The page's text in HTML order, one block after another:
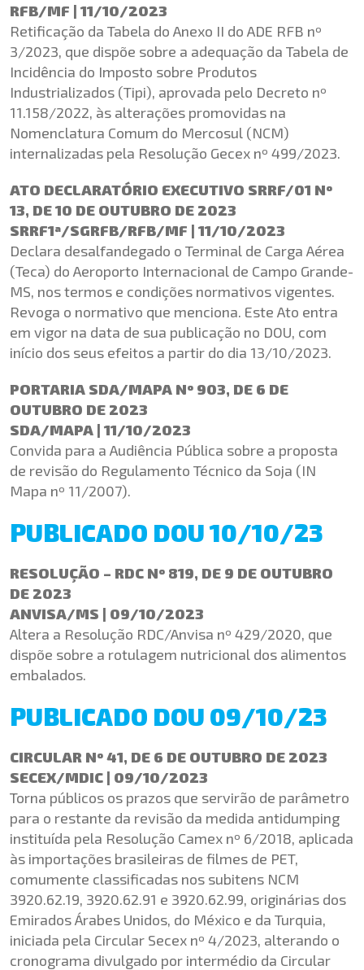
RFB/MF | 11/10/2023
Retificação da Tabela do Anexo II do ADE RFB nº
3/2023, que dispõe sobre a adequação da Tabela de
Incidência do Imposto sobre Produtos
Industrializados (Tipi), aprovada pelo Decreto nº
11.158/2022, às alterações promovidas na
Nomenclatura Comum do Mercosul (NCM)
internalizadas pela Resolução Gecex nº 499/2023.
ATO DECLARATÓRIO EXECUTIVO SRRF/01 Nº
13, DE 10 DE OUTUBRO DE 2023
SRRF1ª/SGRFB/RFB/MF | 11/10/2023
Declara desalfandegado o Terminal de Carga Aérea
(Teca) do Aeroporto Internacional de Campo Grande-
MS, nos termos e condições normativos vigentes.
Revoga o normativo que menciona. Este Ato entra
em vigor na data de sua publicação no DOU, com
início dos seus efeitos a partir do dia 13/10/2023.
PORTARIA SDA/MAPA Nº 903, DE 6 DE
OUTUBRO DE 2023
SDA/MAPA | 11/10/2023
Convida para a Audiência Pública sobre a proposta
de revisão do Regulamento Técnico da Soja (IN
Mapa nº 11/2007).
PUBLICADO DOU 10/10/23
RESOLUÇÃO – RDC Nº 819, DE 9 DE OUTUBRO
DE 2023
ANVISA/MS | 09/10/2023
Altera a Resolução RDC/Anvisa nº 429/2020, que
dispõe sobre a rotulagem nutricional dos alimentos
embalados.
PUBLICADO DOU 09/10/23
CIRCULAR Nº 41, DE 6 DE OUTUBRO DE 2023
SECEX/MDIC | 09/10/2023
Torna públicos os prazos que servirão de parâmetro
para o restante da revisão da medida antidumping
instituída pela Resolução Camex nº 6/2018, aplicada
às importações brasileiras de filmes de PET,
comumente classificadas nos subitens NCM
3920.62.19, 3920.62.91 e 3920.62.99, originárias dos
Emirados Árabes Unidos, do México e da Turquia,
iniciada pela Circular Secex nº 4/2023, alterando o
cronograma divulgado por intermédio da Circular